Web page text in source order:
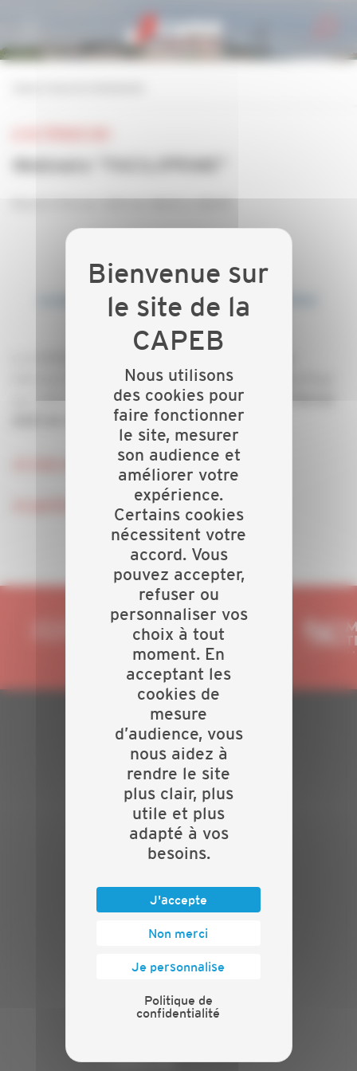
Mardi 2 février 2021 de 18h00 à 18h45
informer toutes les entreprises de plomberie chauffage
sur l’offre commerciale FACILIPRIME, le
2021 de 18h00 à 18h45.
Je veux en savoir plus !
PLAN DU SITE
Actualités
Evénements
Présentation
Nos batailles
Nos services
INFORMATIONS
Politique de confidentialité
PRESSE
Chiffres clés
Nous utilisons
des cookies pour
faire fonctionner
le site, mesurer
son audience et
améliorer votre
expérience.
Certains cookies
nécessitent votre
accord. Vous
pouvez accepter,
refuser ou
personnaliser vos
choix à tout
moment. En
acceptant les
cookies de
mesure
d’audience, vous
nous aidez à
rendre le site
plus clair, plus
utile et plus
adapté à vos
besoins.
J'accepte
Non merci
Je personnalise
Politique de
confidentialité